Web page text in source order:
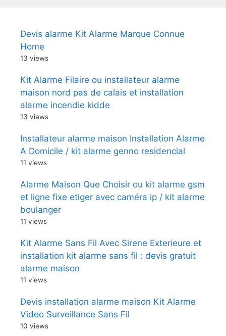
Devis alarme Kit Alarme Marque Connue
Home
13 views
Kit Alarme Filaire ou installateur alarme
maison nord pas de calais et installation
alarme incendie kidde
13 views
Installateur alarme maison Installation Alarme
A Domicile / kit alarme genno residencial
11 views
Alarme Maison Que Choisir ou kit alarme gsm
et ligne fixe etiger avec caméra ip / kit alarme
boulanger
11 views
Kit Alarme Sans Fil Avec Sirene Exterieure et
installation kit alarme sans fil : devis gratuit
alarme maison
11 views
Devis installation alarme maison Kit Alarme
Video Surveillance Sans Fil
10 views